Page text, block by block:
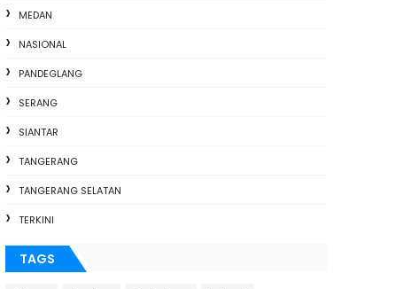
MEDAN
NASIONAL
PANDEGLANG
SERANG
SIANTAR
TANGERANG
TANGERANG SELATAN
TERKINI
TAGS